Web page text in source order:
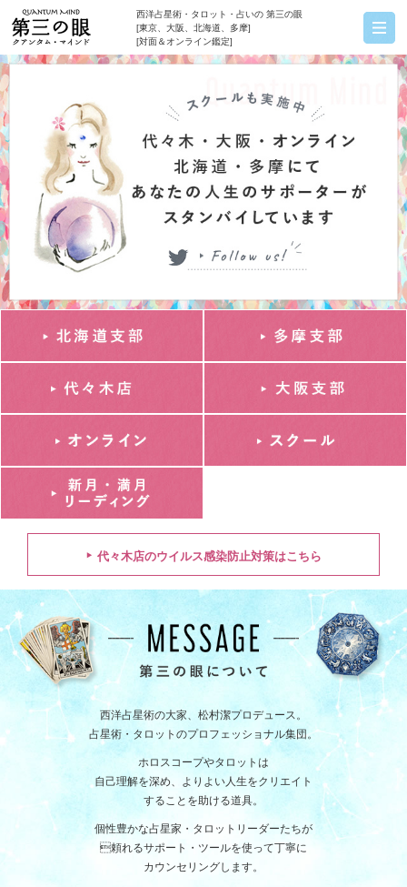
西洋占星術・タロット・占いの 第三の眼
[東京、大阪、北海道、多摩]
[対面＆オンライン鑑定]
代々木店のウイルス感染防止対策はこちら
西洋占星術の大家、松村潔プロデュース。
占星術・タロットのプロフェッショナル集団。
ホロスコープやタロットは
自己理解を深め、よりよい人生をクリエイト
することを助ける道具。
個性豊かな占星家・タロットリーダーたちが
頼れるサポート・ツールを使って丁寧に
カウンセリングします。